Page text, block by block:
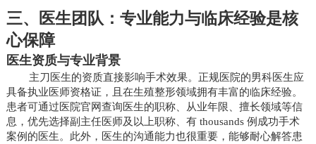
三、医生团队：专业能力与临床经验是核
心保障
医生资质与专业背景
主刀医生的资质直接影响手术效果。正规医院的男科医生应
具备执业医师资格证，且在生殖整形领域拥有丰富的临床经验。
患者可通过医院官网查询医生的职称、从业年限、擅长领域等信
息，优先选择副主任医师及以上职称、有 thousands 例成功手术
案例的医生。此外，医生的沟通能力也很重要，能够耐心解答患